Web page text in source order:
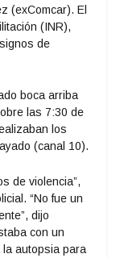
(exComcar). El
(INR),
de
boca arriba
las 7:30 de
los
(canal 10).
de violencia”,
“No fue un
dijo
con un
autopsia para